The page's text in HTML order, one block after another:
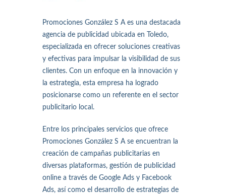
Promociones González S A es una destacada
agencia de publicidad ubicada en Toledo,
especializada en ofrecer soluciones creativas
y efectivas para impulsar la visibilidad de sus
clientes. Con un enfoque en la innovación y
la estrategia, esta empresa ha logrado
posicionarse como un referente en el sector
publicitario local.
Entre los principales servicios que ofrece
Promociones González S A se encuentran la
creación de campañas publicitarias en
diversas plataformas, gestión de publicidad
online a través de Google Ads y Facebook
Ads, así como el desarrollo de estrategias de